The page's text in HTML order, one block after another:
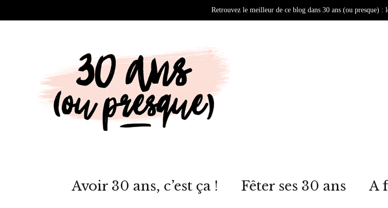
Avoir 30 ans, c’est ça ! Fêter ses 30 ans A
Retrouvez le meilleur de ce blog dans 30 ans (ou presque) :